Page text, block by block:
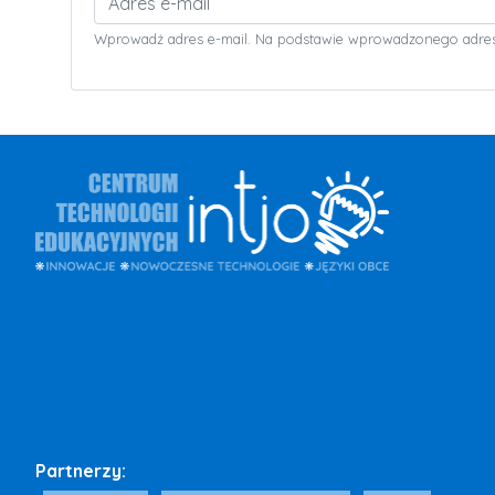
Wprowadż adres e-mail. Na podstawie wprowadzonego
Partnerzy: